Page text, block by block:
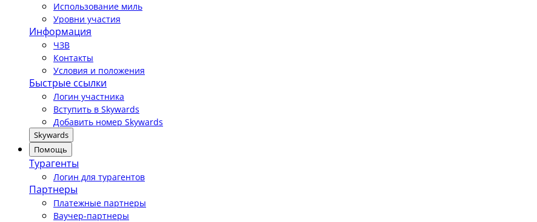
Использование миль
Уровни участия
Информация
ЧЗВ
Контакты
Условия и положения
Быстрые ссылки
Логин участника
Вступить в Skywards
Добавить номер Skywards
Skywards
Помощь
Турагенты
Логин для турагентов
Партнеры
Платежные партнеры
Ваучер-партнеры